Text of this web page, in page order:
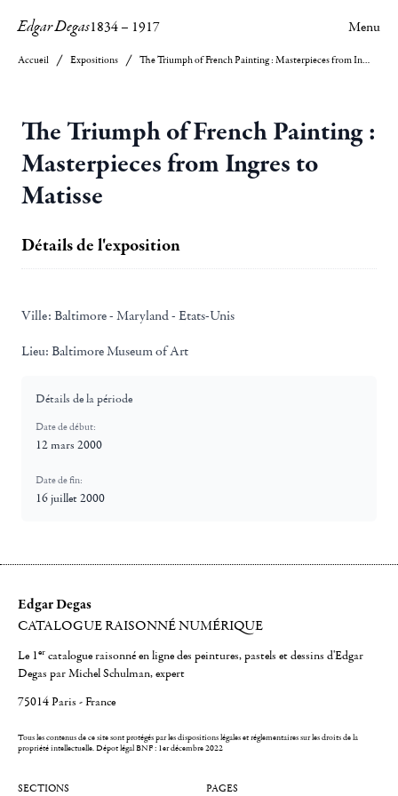
Edgar Degas1834– 1917 Menu
Accueil Expositions The Triumph of French Painting : Masterpieces from Ingres to Matisse
The Triumph of French Painting :
Masterpieces from Ingres to
Matisse
Détails de l'exposition
Ville: Baltimore - Maryland - Etats-Unis
Lieu: Baltimore Museum of Art
Détails de la période
Date de début:
12 mars 2000
Date de fin:
16 juillet 2000
Edgar Degas
CATALOGUE RAISONNÉ NUMÉRIQUE
Le 1er catalogue raisonné en ligne des peintures, pastels et dessins d'Edgar
Degas par Michel Schulman, expert
75014 Paris - France
Tous les contenus de ce site sont protégés par les dispositions légales et réglementaires sur les droits de la
propriété intellectuelle.Dépot légal BNF : 1er décembre 2022
SECTIONS PAGES